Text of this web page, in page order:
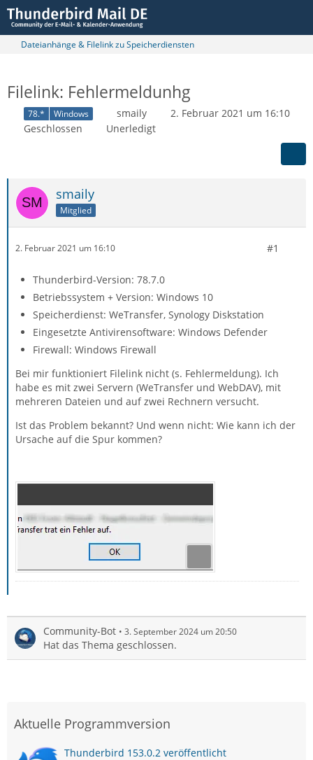
Dateianhänge & Filelink zu Speicherdiensten
Filelink: Fehlermeldunhg
78.* Windows smaily
2. Februar 2021 um 16:10
Geschlossen
Unerledigt
smaily
Mitglied
2. Februar 2021 um 16:10 #1
Thunderbird-Version: 78.7.0
Betriebssystem + Version: Windows 10
Speicherdienst: WeTransfer, Synology Diskstation
Eingesetzte Antivirensoftware: Windows Defender
Firewall: Windows Firewall
Bei mir funktioniert Filelink nicht (s. Fehlermeldung). Ich
habe es mit zwei Servern (WeTransfer und WebDAV), mit
mehreren Dateien und auf zwei Rechnern versucht.
Ist das Problem bekannt? Und wenn nicht: Wie kann ich der
Ursache auf die Spur kommen?
Community-Bot 3. September 2024 um 20:50
Hat das Thema geschlossen.
Aktuelle Programmversion
Thunderbird 153.0.2 veröffentlicht